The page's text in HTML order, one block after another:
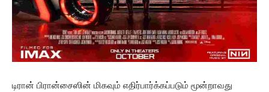
டிரான் பிரான்சைஸின் மிகவும் எதிர்பார்க்கப்படும் மூன்றாவது